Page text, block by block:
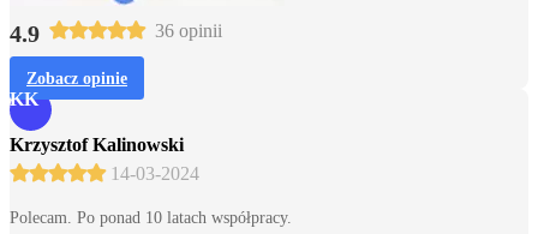
4.9 36 opinii
Zobacz opinie
KK
Krzysztof Kalinowski
14-03-2024
Polecam. Po ponad 10 latach współpracy.